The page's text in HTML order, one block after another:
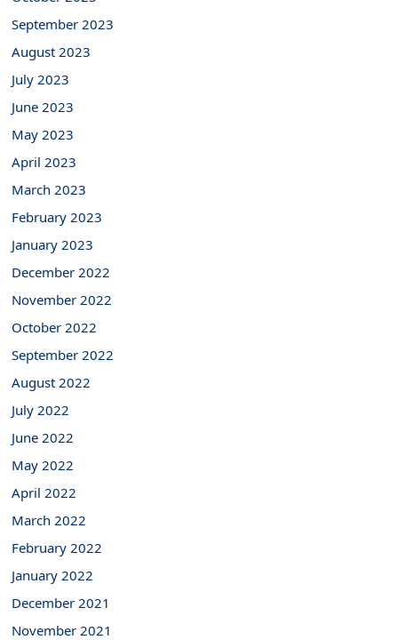
September 2023
August 2023
July 2023
June 2023
May 2023
April 2023
March 2023
February 2023
January 2023
December 2022
November 2022
October 2022
September 2022
August 2022
July 2022
June 2022
May 2022
April 2022
March 2022
February 2022
January 2022
December 2021
November 2021